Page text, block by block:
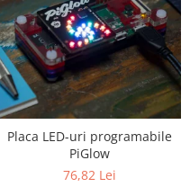
Placa LED-uri programabile
PiGlow
76,82 Lei